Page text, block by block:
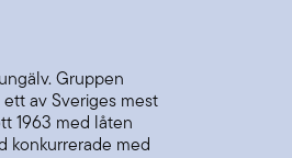
Gruppen
av Sveriges mest
1963 med låten
konkurrerade med